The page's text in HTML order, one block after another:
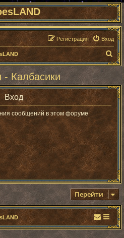
Вход
Регистрация
П
о
с
- Калбасики
Вход
сообщений в этом форуме
Перейти